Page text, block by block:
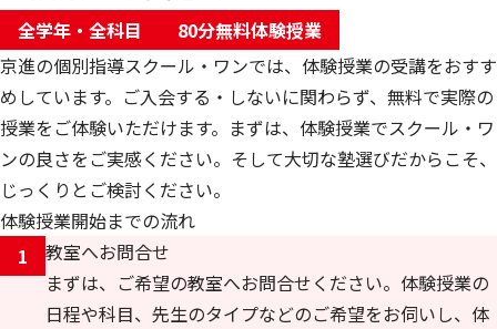
全学年・全科目
80分無料体験授業
京進の個別指導スクール・ワンでは、体験授業の受講をおすす
めしています。ご入会する・しないに関わらず、無料で実際の
授業をご体験いただけます。まずは、体験授業でスクール・ワ
ンの良さをご実感ください。そして大切な塾選びだからこそ、
じっくりとご検討ください。
体験授業開始までの流れ
1
教室へお問合せ
まずは、ご希望の教室へお問合せください。体験授業の
日程や科目、先生のタイプなどのご希望をお伺いし、体